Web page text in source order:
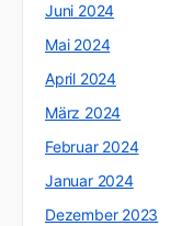
Juni 2024
Mai 2024
April 2024
März 2024
Februar 2024
Januar 2024
Dezember 2023